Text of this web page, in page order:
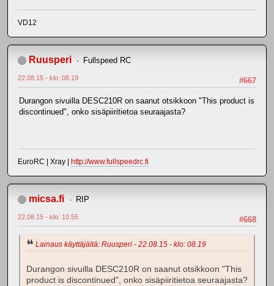
VD12
Ruusperi Fullspeed RC
#667
22.08.15 - klo: 08.19
Durangon sivuilla DESC210R on saanut otsikkoon "This product is
discontinued", onko sisäpiiritietoa seuraajasta?
EuroRC | Xray | http://www.fullspeedrc.fi
micsa.fi RIP
#668
22.08.15 - klo: 10.55
Lainaus käyttäjältä: Ruusperi - 22.08.15 - klo: 08.19
Durangon sivuilla DESC210R on saanut otsikkoon "This
product is discontinued", onko sisäpiiritietoa seuraajasta?